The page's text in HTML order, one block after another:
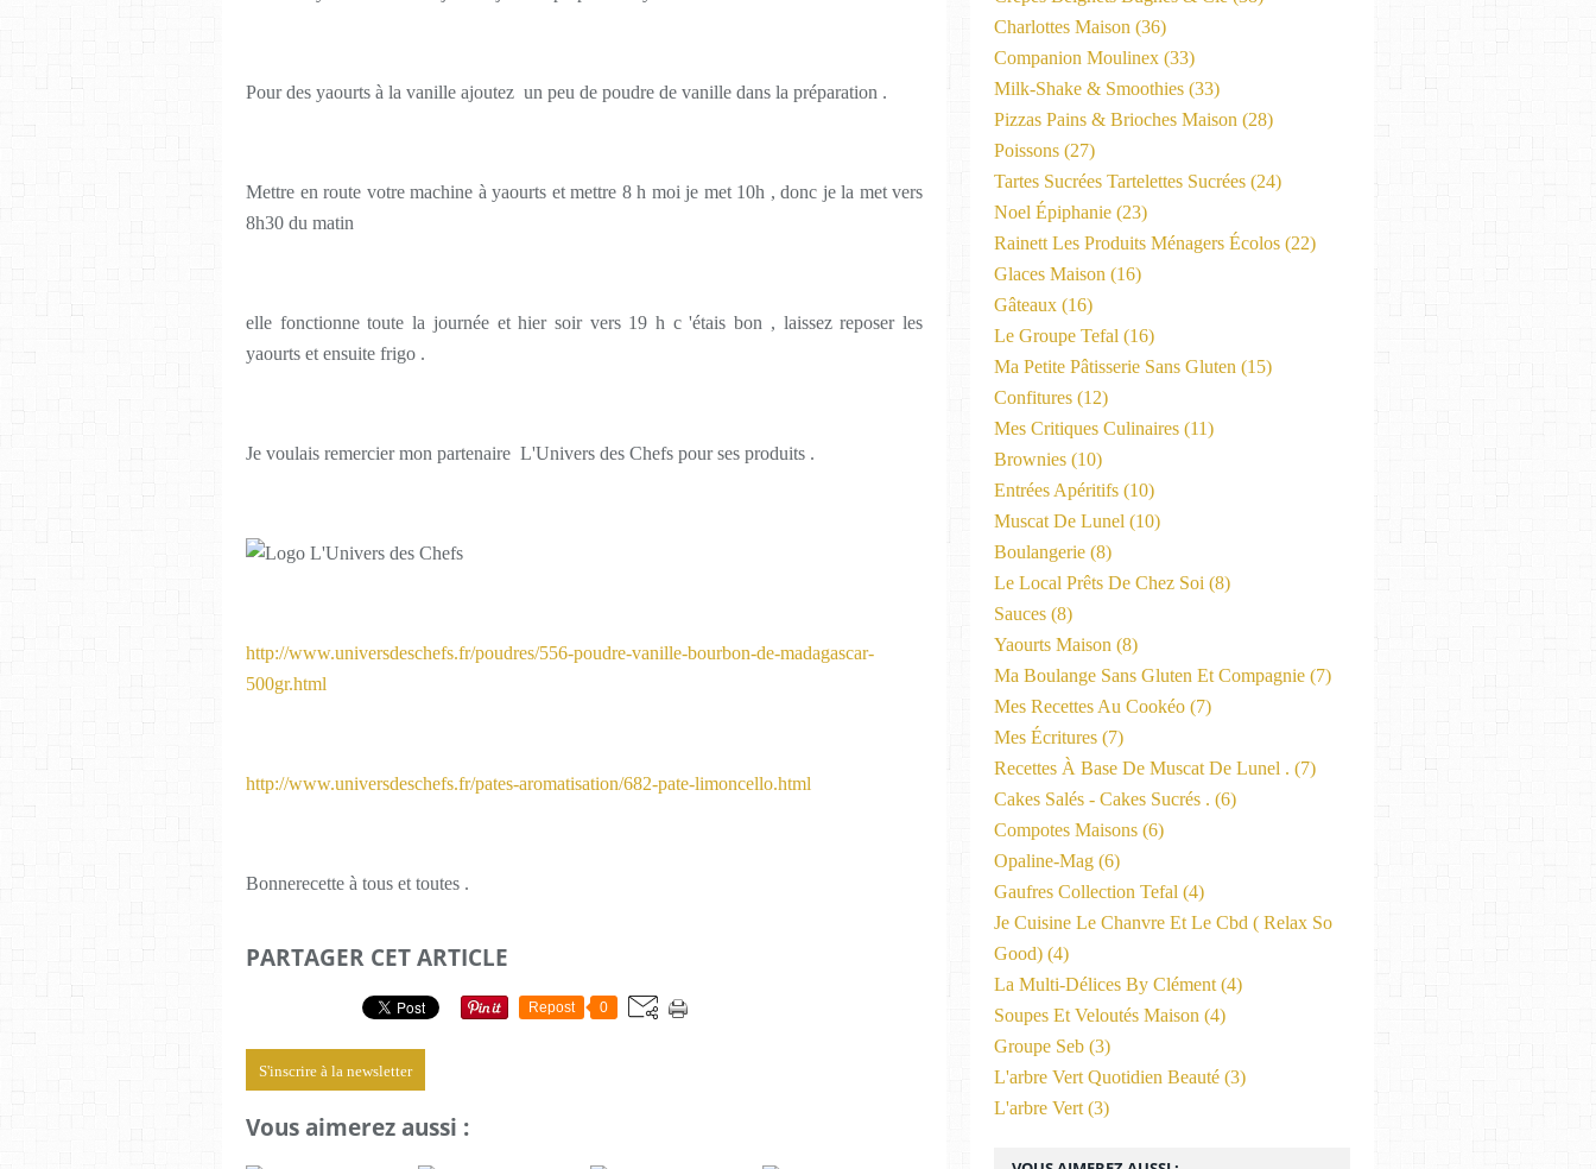
Pour des yaourts à la vanille ajoutez un peu de poudre de vanille dans la préparation .
Mettre en route votre machine à yaourts et mettre 8 h moi je met 10h , donc je la met vers
8h30 du matin
elle fonctionne toute la journée et hier soir vers 19 h c 'étais bon , laissez reposer les
yaourts et ensuite frigo .
Je voulais remercier mon partenaire L'Univers des Chefs pour ses produits .
http://www.universdeschefs.fr/poudres/556-poudre-vanille-bourbon-de-madagascar-
500gr.html
http://www.universdeschefs.fr/pates-aromatisation/682-pate-limoncello.html
Bonnerecette à tous et toutes .
PARTAGER CET ARTICLE
Repost 0
S'inscrire à la newsletter
Vous aimerez aussi :
Charlottes Maison (36)
Companion Moulinex (33)
Milk-Shake & Smoothies (33)
Pizzas Pains & Brioches Maison (28)
Poissons (27)
Tartes Sucrées Tartelettes Sucrées (24)
Noel Épiphanie (23)
Rainett Les Produits Ménagers Écolos (22)
Glaces Maison (16)
Gâteaux (16)
Le Groupe Tefal (16)
Ma Petite Pâtisserie Sans Gluten (15)
Confitures (12)
Mes Critiques Culinaires (11)
Brownies (10)
Entrées Apéritifs (10)
Muscat De Lunel (10)
Boulangerie (8)
Le Local Prêts De Chez Soi (8)
Sauces (8)
Yaourts Maison (8)
Ma Boulange Sans Gluten Et Compagnie (7)
Mes Recettes Au Cookéo (7)
Mes Écritures (7)
Recettes À Base De Muscat De Lunel . (7)
Cakes Salés - Cakes Sucrés . (6)
Compotes Maisons (6)
Opaline-Mag (6)
Gaufres Collection Tefal (4)
Je Cuisine Le Chanvre Et Le Cbd ( Relax So
Good) (4)
La Multi-Délices By Clément (4)
Soupes Et Veloutés Maison (4)
Groupe Seb (3)
L'arbre Vert Quotidien Beauté (3)
L'arbre Vert (3)